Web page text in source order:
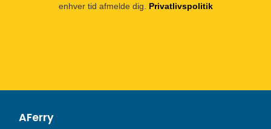
enhver tid afmelde dig.
Privatlivspolitik
AFerry